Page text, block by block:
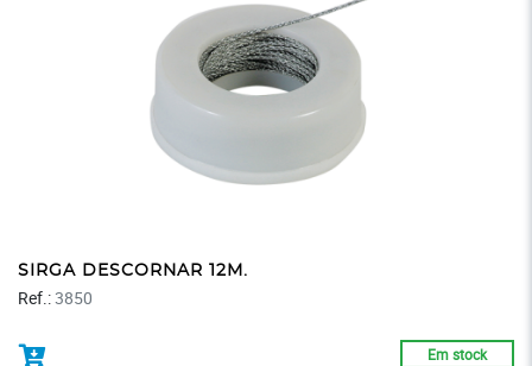
SIRGA DESCORNAR 12M.
Ref.:3850
Em stock